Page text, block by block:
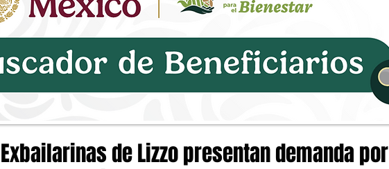
Exbailarinas de Lizzo presentan demanda por